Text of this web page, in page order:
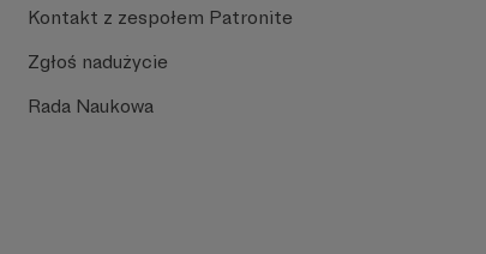
Kontakt z zespołem Patronite
Zgłoś nadużycie
Rada Naukowa